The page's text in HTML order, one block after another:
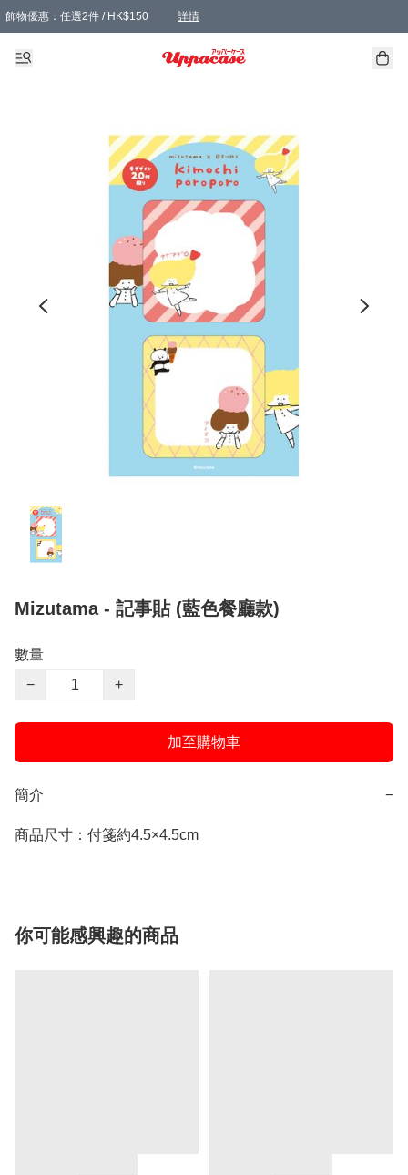
飾物優惠：任選2件 / HK$150 詳情
髮飾優惠：任選2件 / HK$100 詳情
精選襪子優惠：任選3對 / HK$115 詳情
滿額免運：本地訂單滿港幣350元可享免運費優惠
Mizutama - 記事貼 (藍色餐廳款)
數量
−
+
加至購物車
簡介 −
商品尺寸：付箋約4.5×4.5cm
你可能感興趣的商品